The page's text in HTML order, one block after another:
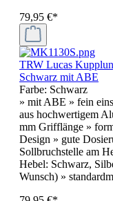
79,95 €*
TRW Lucas
Schwarz mit ABE
Farbe: Schwarz
» mit ABE » fein
aus hochwertigem
mm Grifflänge »
Design » gute
Sollbruchstelle am
Hebel: Schwarz,
Wunsch) »